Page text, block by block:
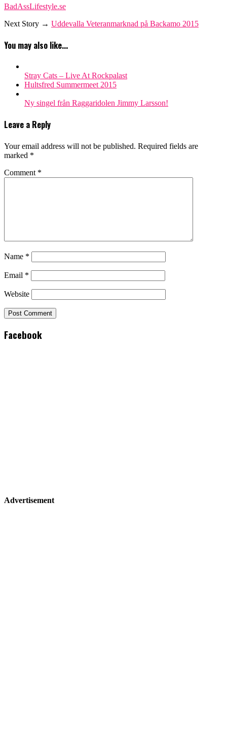
BadAssLifestyle.se
Next Story → Uddevalla Veteranmarknad på Backamo 2015
You may also like...
Stray Cats – Live At Rockpalast
Hultsfred Summermeet 2015
Ny singel från Raggaridolen Jimmy Larsson!
Leave a Reply
Your email address will not be published. Required fields are
marked *
Comment *
Name *
Email *
Website
Facebook
Advertisement